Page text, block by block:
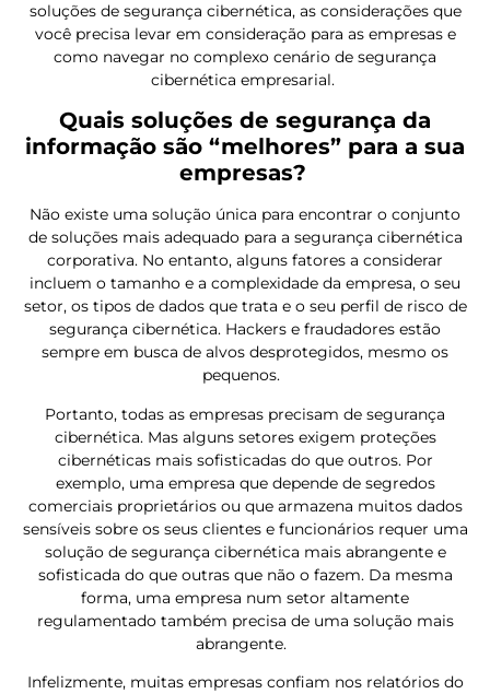
soluções de segurança cibernética, as considerações que
você precisa levar em consideração para as empresas e
como navegar no complexo cenário de segurança
cibernética empresarial.
Quais soluções de segurança da
informação são “melhores” para a sua
empresas?
Não existe uma solução única para encontrar o conjunto
de soluções mais adequado para a segurança cibernética
corporativa. No entanto, alguns fatores a considerar
incluem o tamanho e a complexidade da empresa, o seu
setor, os tipos de dados que trata e o seu perfil de risco de
segurança cibernética. Hackers e fraudadores estão
sempre em busca de alvos desprotegidos, mesmo os
pequenos.
Portanto, todas as empresas precisam de segurança
cibernética. Mas alguns setores exigem proteções
cibernéticas mais sofisticadas do que outros. Por
exemplo, uma empresa que depende de segredos
comerciais proprietários ou que armazena muitos dados
sensíveis sobre os seus clientes e funcionários requer uma
solução de segurança cibernética mais abrangente e
sofisticada do que outras que não o fazem. Da mesma
forma, uma empresa num setor altamente
regulamentado também precisa de uma solução mais
abrangente.
Infelizmente, muitas empresas confiam nos relatórios do